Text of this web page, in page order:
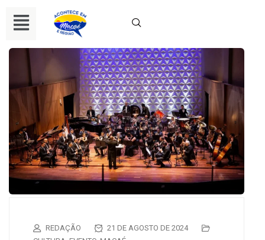
REDAÇÃO
21 DE AGOSTO DE 2024